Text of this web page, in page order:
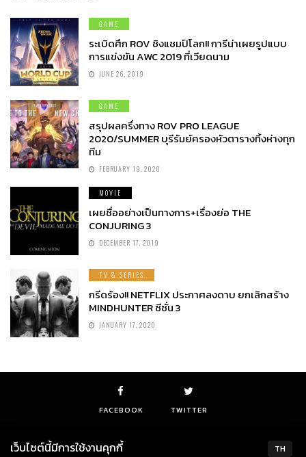
GAME
ระเบิดศึก ROV ชิงแชมป์โลก!! การีน่าเผยรูปแบบ
การแข่งขัน AWC 2019 ที่เวียดนาม
JUNE 26, 2019
GAME
สรุปผลครึ่งทาง ROV PRO LEAGUE
2020/SUMMER บุรีรัมย์ครองหัวตารางทิ้งห่างทุก
ทีม
FEBRUARY 19, 2020
MOVIE
เผยชื่ออย่างเป็นทางการ+เรื่องย่อ THE
CONJURING 3
DECEMBER 17, 2019
TV & SERIES
กรีดร้อง!! NETFLIX ประกาศลงดาบ ยกเลิกสร้าง
MINDHUNTER ซีซั่น 3
JANUARY 17, 2020
FACEBOOK TWITTER
TH
เว็บไซต์นี้มีการใช้งานคุกกี้